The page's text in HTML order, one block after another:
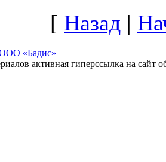
[ Назад |
«Бадис»
активная гиперссылка на сайт